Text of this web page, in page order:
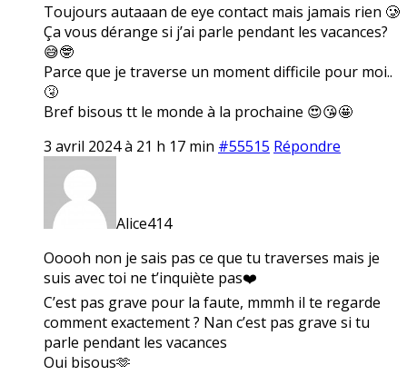
Toujours autaaan de eye contact mais jamais rien 🥲
Ça vous dérange si j’ai parle pendant les vacances?
😅🤓
Parce que je traverse un moment difficile pour moi..
🤧
Bref bisous tt le monde à la prochaine 😍😘🤩
3 avril 2024 à 21 h 17 min #55515 Répondre
Alice414
Ooooh non je sais pas ce que tu traverses mais je
suis avec toi ne t’inquiète pas❤️
C’est pas grave pour la faute, mmmh il te regarde
comment exactement ? Nan c’est pas grave si tu
parle pendant les vacances
Oui bisous🫶